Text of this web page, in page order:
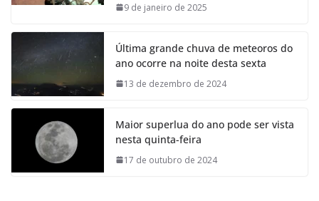
9 de janeiro de 2025
Última grande chuva de meteoros do
ano ocorre na noite desta sexta
13 de dezembro de 2024
Maior superlua do ano pode ser vista
nesta quinta-feira
17 de outubro de 2024